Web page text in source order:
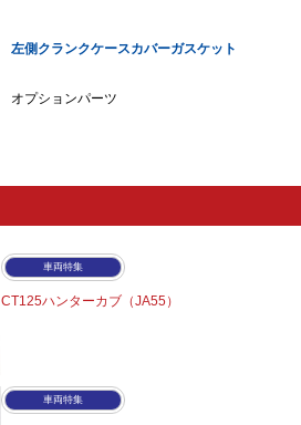
左側クランクケースカバーガスケット
オプションパーツ
車両特集
CT125ハンターカブ（JA55）
車両特集